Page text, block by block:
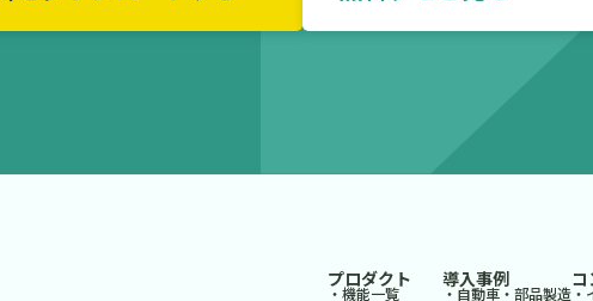
プロダクト
・機能一覧
導入事例
・自動車・部品製造
コ